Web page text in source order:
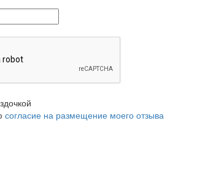
согласие на размещение моего отзыва